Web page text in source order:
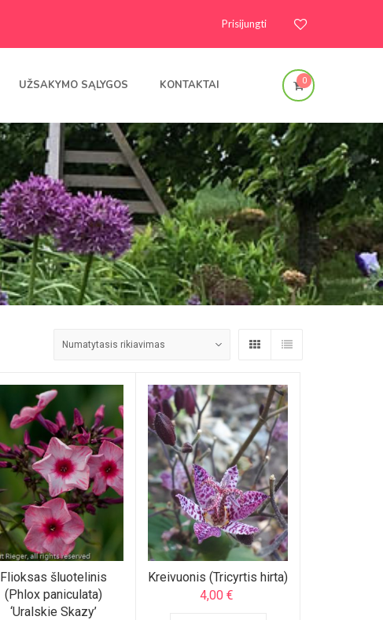
Prisijungti
UŽSAKYMO SĄLYGOS KONTAKTAI 0
Flioksas šluotelinis
(Phlox paniculata)
‘Uralskie Skazy’
Kreivuonis (Tricyrtis hirta)
4,00 €